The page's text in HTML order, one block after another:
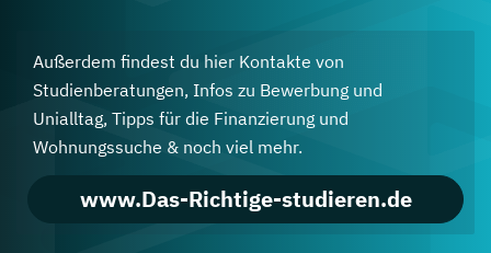
Außerdem findest du hier Kontakte von
Studienberatungen, Infos zu Bewerbung und
Unialltag, Tipps für die Finanzierung und
Wohnungssuche & noch viel mehr.
www.Das-Richtige-studieren.de